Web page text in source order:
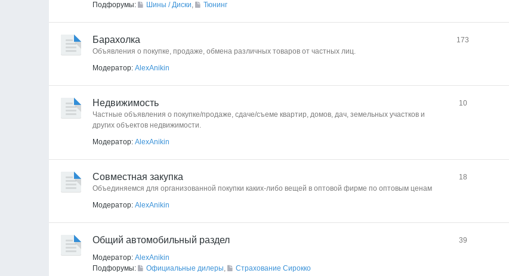
Подфорумы:
Шины / Диски, Тюнинг
Барахолка
Объявления о покупке, продаже, обмена различных товаров от частных лиц.
Модератор: AlexAnikin
173
Недвижимость
Частные объявления о покупке/продаже, сдаче/съеме квартир, домов, дач, земельных участков и
других объектов недвижимости.
Модератор: AlexAnikin
10
Совместная закупка
Объединяемся для организованной покупки каких-либо вещей в оптовой фирме по оптовым ценам
Модератор: AlexAnikin
18
Общий автомобильный раздел
Модератор: AlexAnikin
Подфорумы:
Официальные дилеры, Страхование Сирокко
39